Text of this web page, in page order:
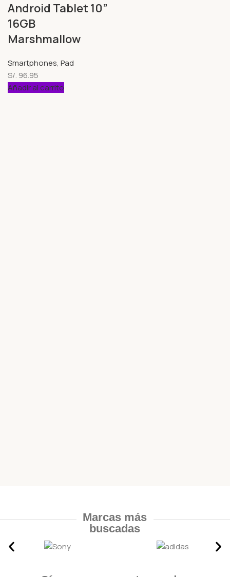
Android Tablet 10”
16GB
Marshmallow
Smartphones, Pad
S/. 96.95
Añadir al carrito
Marcas más
buscadas